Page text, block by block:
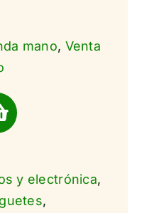
mano, Venta
y electrónica,
,